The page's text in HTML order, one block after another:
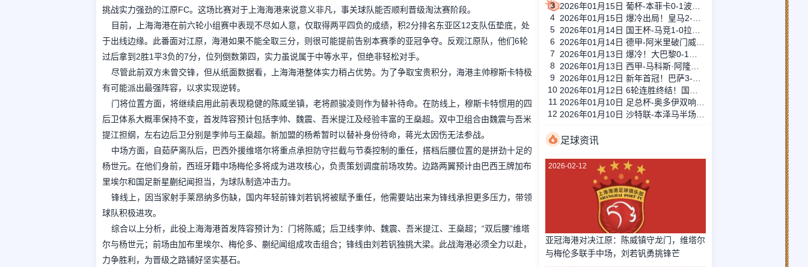
挑战实力强劲的江原FC。这场比赛对于上海海港来说意义非凡，事关球队能否顺利晋级淘汰赛阶段。
目前，上海海港在前六轮小组赛中表现不尽如人意，仅取得两平四负的成绩，积2分排名东亚区12支队伍垫底，处
于出线边缘。此番面对江原，海港如果不能全取三分，则很可能提前告别本赛季的亚冠争夺。反观江原队，他们6轮
过后拿到2胜1平3负的7分，位列倒数第四，实力虽说属于中等水平，但绝非轻松对手。
尽管此前双方未曾交锋，但从纸面数据看，上海海港整体实力稍占优势。为了争取宝贵积分，海港主帅穆斯卡特极
有可能派出最强阵容，以求实现逆转。
门将位置方面，将继续启用此前表现稳健的陈威坐镇，老将颜骏凌则作为替补待命。在防线上，穆斯卡特惯用的四
后卫体系大概率保持不变，首发阵容预计包括李帅、魏震、吾米提江及经验丰富的王燊超。双中卫组合由魏震与吾米
提江担纲，左右边后卫分别是李帅与王燊超。新加盟的杨希暂时以替补身份待命，蒋光太因伤无法参战。
中场方面，自茹萨离队后，巴西外援维塔尔将重点承担防守拦截与节奏控制的重任，搭档后腰位置的是拼劲十足的
杨世元。在他们身前，西班牙籍中场梅伦多将成为进攻核心，负责策划调度前场攻势。边路两翼预计由巴西王牌加布
里埃尔和国足新星蒯纪闻担当，为球队制造冲击力。
锋线上，因当家射手莱昂纳多伤缺，国内年轻前锋刘若钒将被赋予重任，他需要站出来为锋线承担更多压力，带领
球队积极进攻。
综合以上分析，此役上海海港首发阵容预计为：门将陈威；后卫线李帅、魏震、吾米提江、王燊超；“双后腰”维塔
尔与杨世元；前场由加布里埃尔、梅伦多、蒯纪闻组成攻击组合；锋线由刘若钒独挑大梁。此战海港必须全力以赴，
力争胜利，为晋级之路铺好坚实基石。
3
4
5
6
7
8
9
10
11
12
足球资讯
2026-02-12
亚冠海港对决江原：陈威镇守龙门，维塔尔
与梅伦多联手中场，刘若钒勇挑锋芒